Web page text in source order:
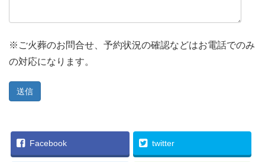
※ご火葬のお問合せ、予約状況の確認などはお電話でのみ
の対応になります。
Facebook twitter